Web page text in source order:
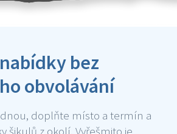
bez
obvolávání
doplňte místo a termín a
šikulů z okolí. Vyřešmito je